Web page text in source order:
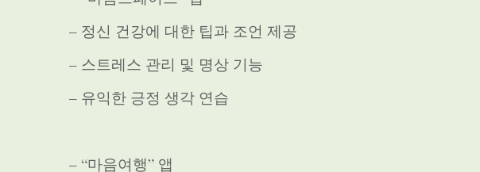
– 정신 건강에 대한 팁과 조언 제공
– 스트레스 관리 및 명상 기능
– 유익한 긍정 생각 연습
– “마음여행” 앱